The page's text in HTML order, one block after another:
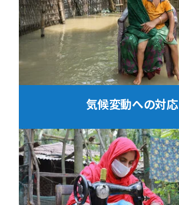
気候変動への対応